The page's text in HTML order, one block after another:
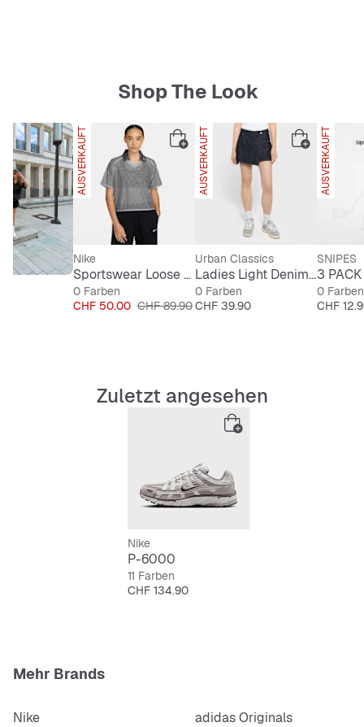
Shop The Look
AUSVERKAUFT
Nike
Sportswear Loose Lace Polo Jersey Top
0 Farben
Preis
CHF 50.00 Originalpreis
CHF 89.90
AUSVERKAUFT
Urban Classics
Ladies Light Denim Skort
0 Farben
Preis
CHF 39.90
AUSVERKAUFT
SNIPES
0 Farben
Preis
CHF
Zuletzt angesehen
Nike
P-6000
11 Farben
Preis
CHF 134.90
Mehr Brands
Nike
adidas Originals